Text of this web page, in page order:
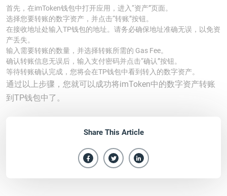
首先，在imToken钱包中打开应用，进入“资产”页面。
选择您要转账的数字资产，并点击“转账”按钮。
在接收地址处输入TP钱包的地址。请务必确保地址准确无误，以免资
产丢失。
输入需要转账的数量，并选择转账所需的 Gas Fee。
确认转账信息无误后，输入支付密码并点击“确认”按钮。
等待转账确认完成，您将会在TP钱包中看到转入的数字资产。
通过以上步骤，您就可以成功将imToken中的数字资产转账
到TP钱包中了。
Share This Article